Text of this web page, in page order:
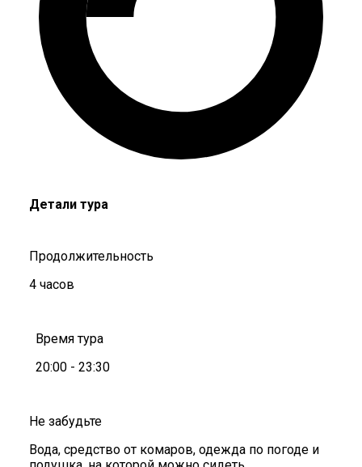
Детали тура
Продолжительность
4 часов
Время тура
20:00 - 23:30
Не забудьте
Вода, средство от комаров, одежда по погоде и